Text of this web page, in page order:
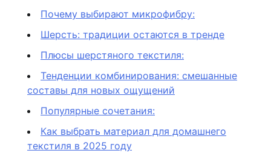
Почему выбирают микрофибру:
Шерсть: традиции остаются в тренде
Плюсы шерстяного текстиля:
Тенденции комбинирования: смешанные
составы для новых ощущений
Популярные сочетания:
Как выбрать материал для домашнего
текстиля в 2025 году